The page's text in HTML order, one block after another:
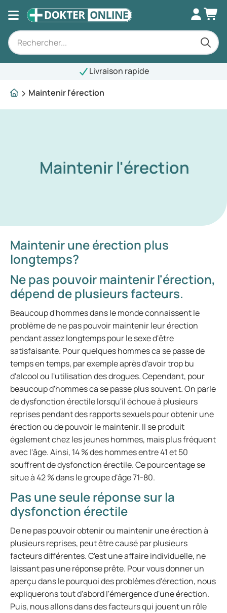
Livraison rapide
Maintenir l'érection
Maintenir l'érection
Maintenir une érection plus
longtemps?
Ne pas pouvoir maintenir l'érection,
dépend de plusieurs facteurs.
Beaucoup d'hommes dans le monde connaissent le
problème de ne pas pouvoir maintenir leur érection
pendant assez longtemps pour le sexe d'être
satisfaisante. Pour quelques hommes ca se passe de
temps en temps, par exemple après d'avoir trop bu
d'alcool ou l'utilisation des drogues. Cependant, pour
beaucoup d'hommes ca se passe plus souvent. On parle
de dysfonction érectile lorsqu'il échoue à plusieurs
reprises pendant des rapports sexuels pour obtenir une
érection ou de pouvoir le maintenir. Il se produit
également chez les jeunes hommes, mais plus fréquent
avec l'âge. Ainsi, 14 % des hommes entre 41 et 50
souffrent de dysfonction érectile. Ce pourcentage se
situe à 42 % dans le groupe d'âge 71-80.
Pas une seule réponse sur la
dysfonction érectile
De ne pas pouvoir obtenir ou maintenir une érection à
plusieurs reprises, peut être causé par plusieurs
facteurs différentes. C'est une affaire individuelle, ne
laissant pas une réponse prête. Pour vous donner un
aperçu dans le pourquoi des problèmes d'érection, nous
expliquerons tout d'abord l'émergence d'une érection.
Puis, nous allons dans des facteurs qui jouent un rôle